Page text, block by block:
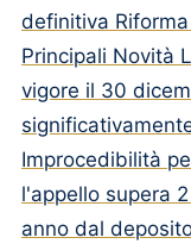
definitiva
Principali Novità
vigore il 30
Improcedibilità
l'appello supera
anno dal